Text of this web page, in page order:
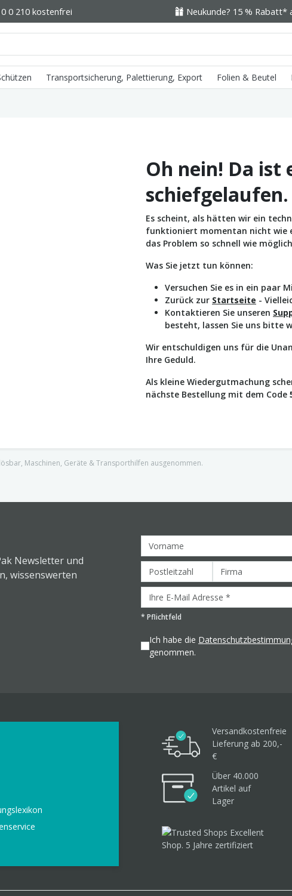
0 210 kostenfrei Neukunde? 15 % Rabatt*
Transportsicherung, Palettierung, Export Folien & Beutel
Oh nein! Da ist
schiefgelaufen.
Es scheint, als hätten wir ein
funktioniert momentan nicht wie
das Problem so schnell wie
Was Sie jetzt tun können:
Versuchen Sie es in ein paar
Zurück zur Startseite -
Kontaktieren Sie unseren
besteht, lassen Sie uns bitte
Wir entschuldigen uns für die
Ihre Geduld.
Als kleine Wiedergutmachung
nächste Bestellung mit dem Code
Maschinen, Geräte & Transporthilfen ausgenommen.
Newsletter und
wissenswerten
* Pflichtfeld
Ich habe die
genommen.
Versandkostenfreie
Lieferung ab 200,-
€
Über 40.000
Artikel auf
Lager